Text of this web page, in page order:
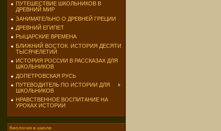
ПУТЕШЕСТВИЕ ШКОЛЬНИКОВ В
ДРЕВНИЙ МИР
ЗАНИМАТЕЛЬНО О ДРЕВНЕЙ ГРЕЦИИ
ДРЕВНИЙ ЕГИПЕТ
РЫЦАРСКИЕ ВРЕМЕНА
БЛИЖНИЙ ВОСТОК. ИСТОРИЯ ДЕСЯТИ
ТЫСЯЧЕЛЕТИЙ
ИСТОРИЯ РОССИИ В РАССКАЗАХ ДЛЯ
ШКОЛЬНИКОВ
ДОПЕТРОВСКАЯ РУСЬ
ПУТЕВОДИТЕЛЬ ПО ИСТОРИИ ДЛЯ
ШКОЛЬНИКОВ
НРАВСТВЕННОЕ ВОСПИТАНИЕ НА
УРОКАХ ИСТОРИИ
биология в школе